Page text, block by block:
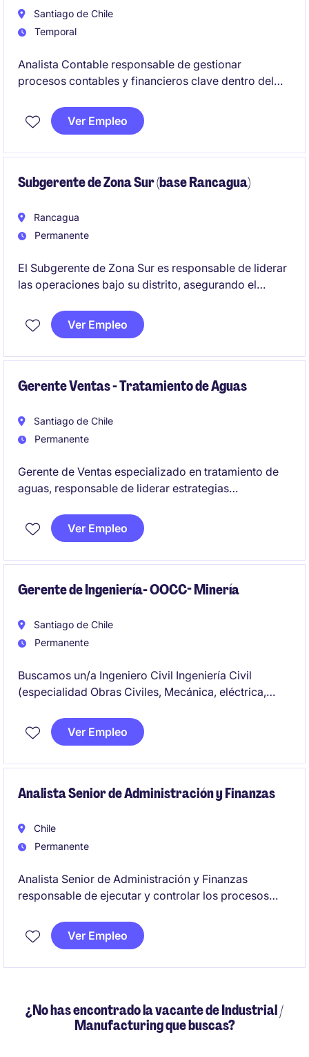
Santiago de Chile
Temporal
Analista Contable responsable de gestionar
procesos contables y financieros clave dentro del
perfil orientado al detalle, con capacidad de análisis
y enfoque en la precisión de los reportes financieros.
Ver Empleo
Subgerente de Zona Sur (base Rancagua)
Rancagua
Permanente
El Subgerente de Zona Sur es responsable de liderar
las operaciones bajo su distrito, asegurando el
Se busca un perfil con experiencia en minería
subterránea.
Ver Empleo
Gerente Ventas - Tratamiento de Aguas
Santiago de Chile
Permanente
Gerente de Ventas especializado en tratamiento de
aguas, responsable de liderar estrategias
sector minero e industrial. Se busca un perfil con
enfoque en el desarrollo de soluciones, experiencia
Ver Empleo
Gerente de Ingeniería- OOCC- Minería
Santiago de Chile
Permanente
Buscamos un/a Ingeniero Civil Ingeniería Civil
(especialidad Obras Civiles, Mecánica, eléctrica,
proveedora de Minería para enfrentar el desafío de
ser Gerente de Ingeniería de importante proyecto.
Ver Empleo
Analista Senior de Administración y Finanzas
Chile
Permanente
Analista Senior de Administración y Finanzas
responsable de ejecutar y controlar los procesos
compañíaVer Empleo
¿No has encontrado la vacante de Industrial /
Manufacturing que buscas?